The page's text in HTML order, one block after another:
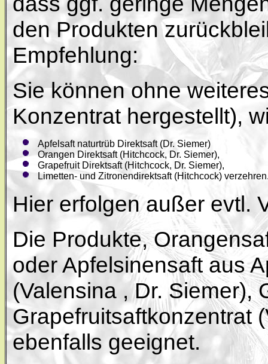
den Produkten
Empfehlung:
Sie können ohne
Konzentrat hergestellt),
Apfelsaft naturtrüb Direktsaft (Dr. Siemer)
Orangen Direktsaft (Hitchcock, Dr. Siemer),
Grapefruit Direktsaft (Hitchcock, Dr. Siemer),
Limetten- und Zitronendirektsaft (Hitchcock)
Hier erfolgen außer evtl.
Die Produkte,
oder Apfelsinensaft aus
(Valensina , Dr. Siemer),
Grapefruitsaftkonzentrat
ebenfalls geeignet.